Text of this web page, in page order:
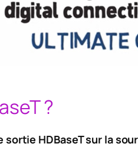
?
sortie HDBaseT sur la